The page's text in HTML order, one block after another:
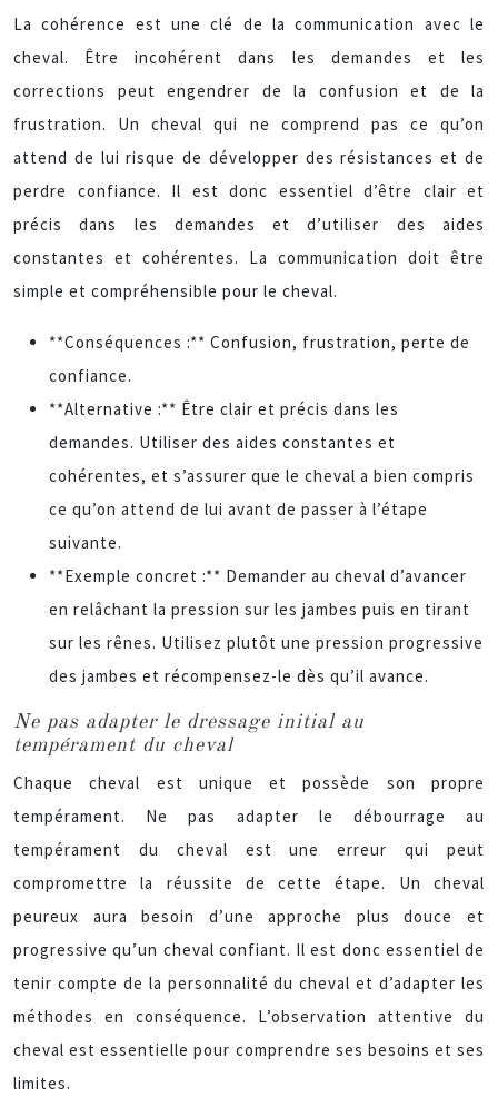
La cohérence est une clé de la communication avec le
cheval. Être incohérent dans les demandes et les
corrections peut engendrer de la confusion et de la
frustration. Un cheval qui ne comprend pas ce qu’on
attend de lui risque de développer des résistances et de
perdre confiance. Il est donc essentiel d’être clair et
précis dans les demandes et d’utiliser des aides
constantes et cohérentes. La communication doit être
simple et compréhensible pour le cheval.
**Conséquences :** Confusion, frustration, perte de
confiance.
**Alternative :** Être clair et précis dans les
demandes. Utiliser des aides constantes et
cohérentes, et s’assurer que le cheval a bien compris
ce qu’on attend de lui avant de passer à l’étape
suivante.
**Exemple concret :** Demander au cheval d’avancer
en relâchant la pression sur les jambes puis en tirant
sur les rênes. Utilisez plutôt une pression progressive
des jambes et récompensez-le dès qu’il avance.
Ne pas adapter le dressage initial au
tempérament du cheval
Chaque cheval est unique et possède son propre
tempérament. Ne pas adapter le débourrage au
tempérament du cheval est une erreur qui peut
compromettre la réussite de cette étape. Un cheval
peureux aura besoin d’une approche plus douce et
progressive qu’un cheval confiant. Il est donc essentiel de
tenir compte de la personnalité du cheval et d’adapter les
méthodes en conséquence. L’observation attentive du
cheval est essentielle pour comprendre ses besoins et ses
limites.